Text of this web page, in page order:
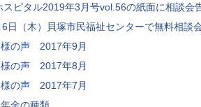
スピタル2019年3月号vol.56の紙面に相談会
6日（木）貝塚市民福祉センターで無料相談
様の声 2017年9月
様の声 2017年8月
様の声 2017年7月